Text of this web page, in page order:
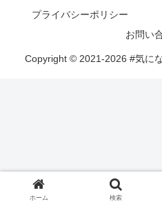
プライバシーポリシー
お問い
Copyright © 2021-2026 #気に
ホーム 検索